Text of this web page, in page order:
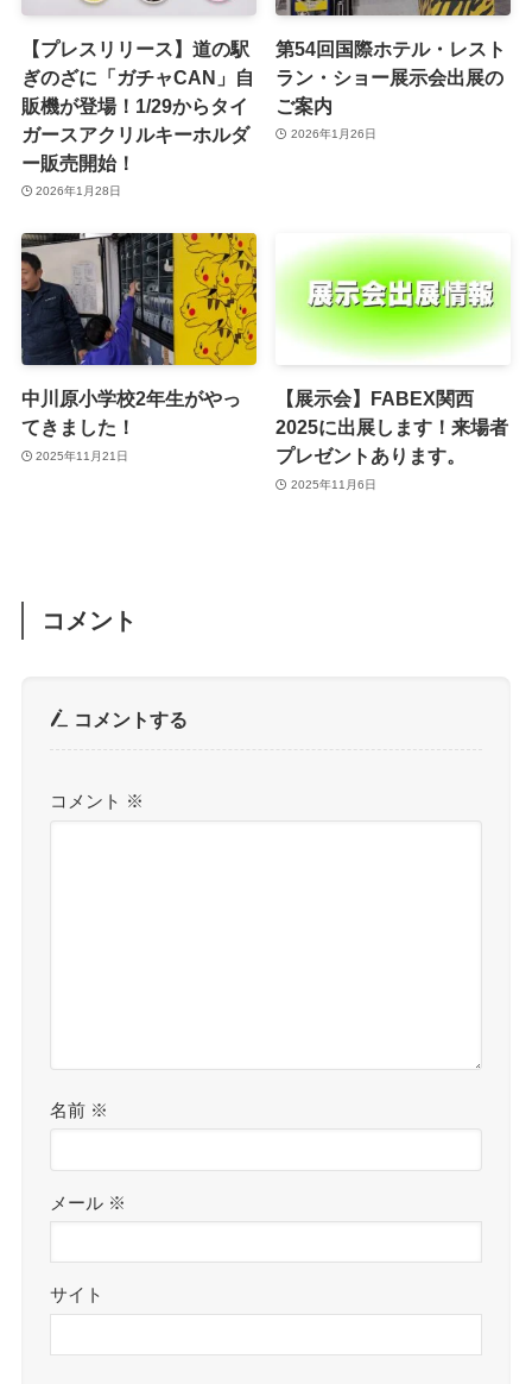
【プレスリリース】道の駅
ぎのざに「ガチャCAN」自
販機が登場！1/29からタイ
ガースアクリルキーホルダ
ー販売開始！
2026年1月28日
第54回国際ホテル・レスト
ラン・ショー展示会出展の
ご案内
2026年1月26日
中川原小学校2年生がやっ
てきました！
2025年11月21日
【展示会】FABEX関西
2025に出展します！来場者
プレゼントあります。
2025年11月6日
コメント
コメントする
コメント ※
名前 ※
メール ※
サイト